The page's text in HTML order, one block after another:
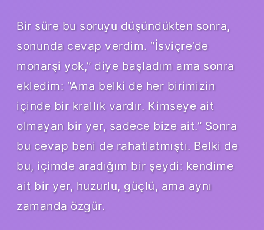
Bir süre bu soruyu düşündükten sonra,
sonunda cevap verdim. “İsviçre’de
monarşi yok,” diye başladım ama sonra
ekledim: “Ama belki de her birimizin
içinde bir krallık vardır. Kimseye ait
olmayan bir yer, sadece bize ait.” Sonra
bu cevap beni de rahatlatmıştı. Belki de
bu, içimde aradığım bir şeydi: kendime
ait bir yer, huzurlu, güçlü, ama aynı
zamanda özgür.